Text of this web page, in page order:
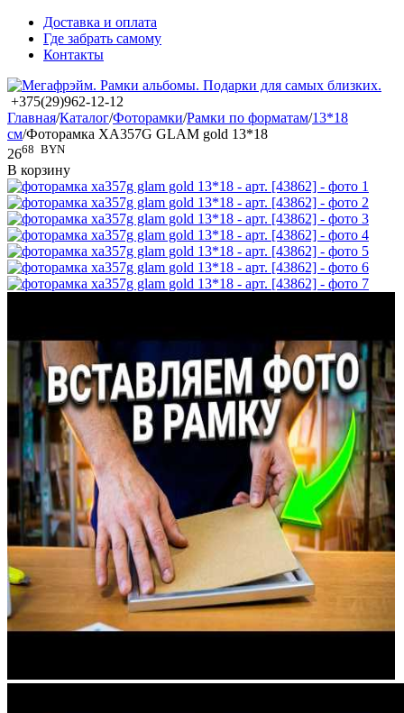
Доставка и оплата
Где забрать самому
Контакты
+375(29)962-12-12
Главная/Каталог/Фоторамки/Рамки по форматам/13*18
см/Фоторамка XA357G GLAM gold 13*18
2668 BYN
В корзину